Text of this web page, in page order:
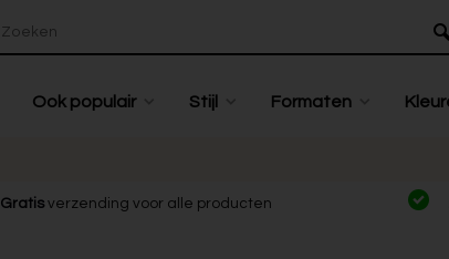
Ook populair Stijl Formaten
Gratisverzending voor alle producten